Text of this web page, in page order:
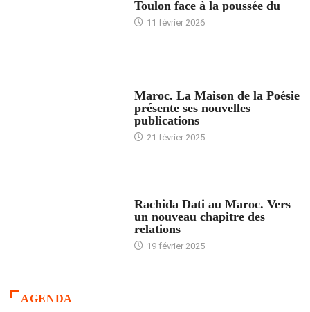
Toulon face à la poussée du
11 février 2026
Maroc. La Maison de la Poésie
présente ses nouvelles
publications
21 février 2025
Rachida Dati au Maroc. Vers
un nouveau chapitre des
relations
19 février 2025
AGENDA